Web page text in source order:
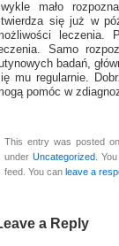
mało
się już w
leczenia.
Samo
badań,
mu regularnie.
pomóc w
This entry was posted
underUncategorized .
feed. You can leave a
a Reply